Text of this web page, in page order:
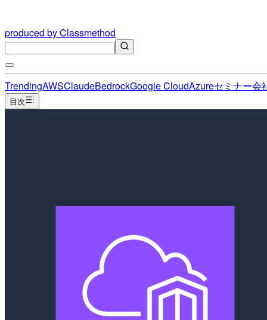
produced by Classmethod
TrendingAWSClaudeBedrockGoogle CloudAzureセミナー会
目次